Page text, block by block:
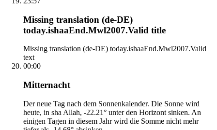
Missing translation (de-DE)
today.ishaaEnd.Mwl2007.Valid title
Missing translation (de-DE) today.ishaaEnd.Mwl2007.Valid
text
00:00
Mitternacht
Der neue Tag nach dem Sonnenkalender. Die Sonne wird
heute, in sha Allah, -22.21° unter den Horizont sinken. An
einigen Tagen in diesem Jahr wird die Somme nicht mehr